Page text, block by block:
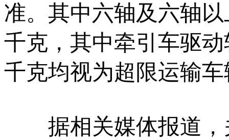
准。其中六轴及六轴
千克，其中牵引车驱
千克均视为超限运输
据相关媒体报道，